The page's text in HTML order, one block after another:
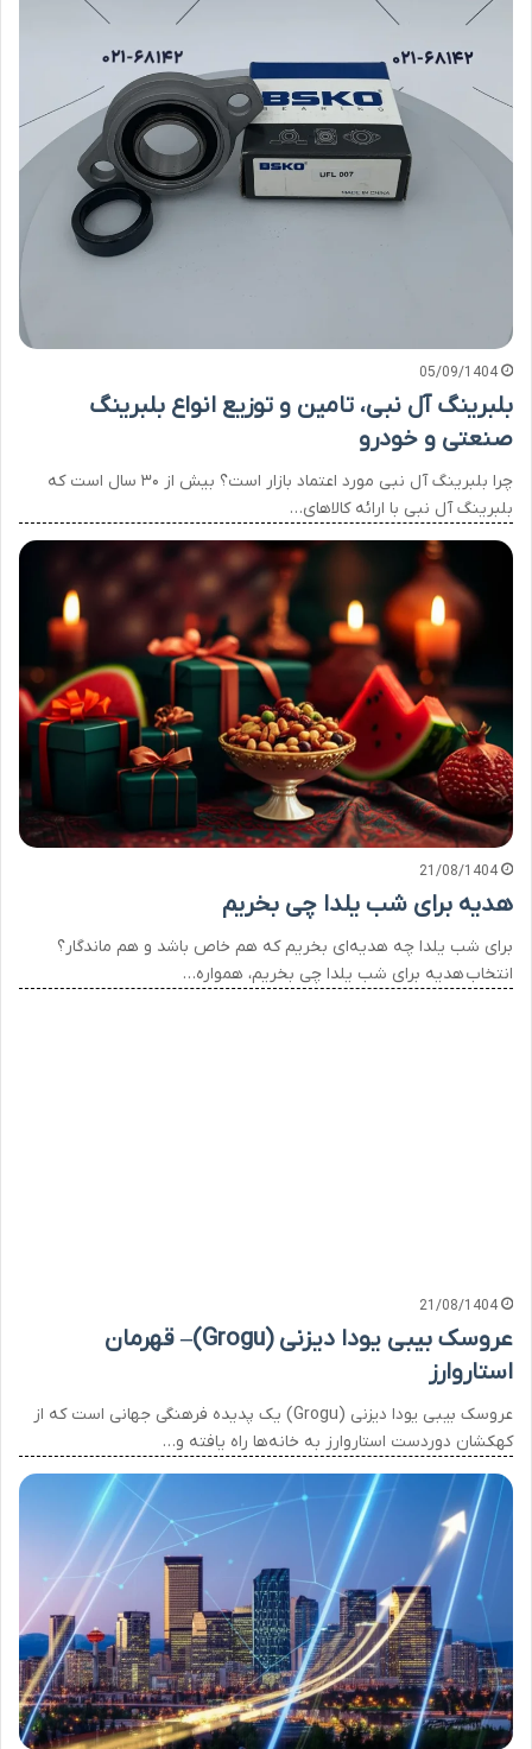
05/09/1404
بلبرینگ آل نبی، تامین و توزیع انواع بلبرینگ
صنعتی و خودرو
چرا بلبرینگ آل نبی مورد اعتماد بازار است؟ بیش از ۳۰ سال است که
بلبرینگ آل نبی با ارائه کالاهای…
21/08/1404
هدیه برای شب یلدا چی بخریم
برای شب یلدا چه هدیه‌ای بخریم که هم خاص باشد و هم ماندگار؟
انتخاب هدیه برای شب یلدا چی بخریم، همواره…
21/08/1404
عروسک بیبی یودا دیزنی (Grogu)– قهرمان
استاروارز
عروسک بیبی یودا دیزنی (Grogu) یک پدیده فرهنگی جهانی است که از
کهکشان دوردست استاروارز به خانه‌ها راه یافته و…